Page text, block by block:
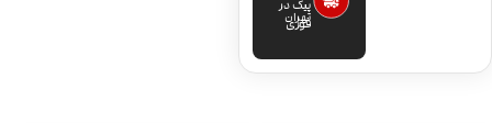
فوری
پیک در
تهران